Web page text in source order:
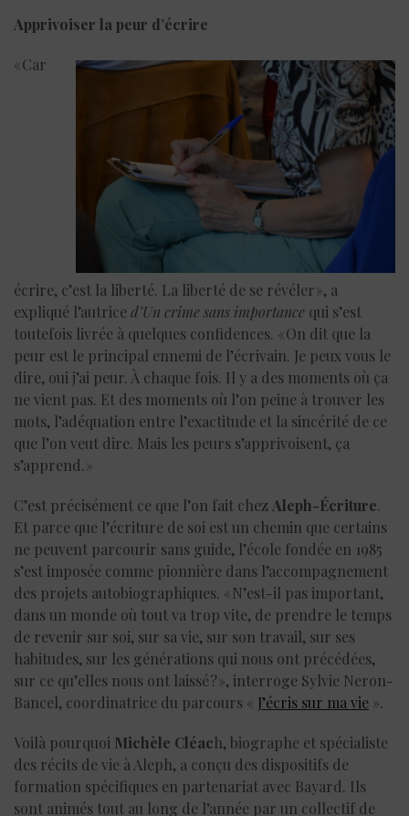
Apprivoiser la peur d’écrire
« Car
écrire, c’est la liberté. La liberté de se révéler », a
expliqué l’autrice d’Un crime sans importance qui s’est
toutefois livrée à quelques confidences. « On dit que la
peur est le principal ennemi de l’écrivain. Je peux vous le
dire, oui j’ai peur. À chaque fois. Il y a des moments où ça
ne vient pas. Et des moments où l’on peine à trouver les
mots, l’adéquation entre l’exactitude et la sincérité de ce
que l’on veut dire. Mais les peurs s’apprivoisent, ça
s’apprend. »
C’est précisément ce que l’on fait chez Aleph-Écriture.
Et parce que l’écriture de soi est un chemin que certains
ne peuvent parcourir sans guide, l’école fondée en 1985
s’est imposée comme pionnière dans l’accompagnement
des projets autobiographiques. « N’est-il pas important,
dans un monde où tout va trop vite, de prendre le temps
de revenir sur soi, sur sa vie, sur son travail, sur ses
habitudes, sur les générations qui nous ont précédées,
sur ce qu’elles nous ont laissé ? », interroge Sylvie Neron-
Bancel, coordinatrice du parcours « J’écris sur ma vie ».
Voilà pourquoi Michèle Cléach, biographe et spécialiste
des récits de vie à Aleph, a conçu des dispositifs de
formation spécifiques en partenariat avec Bayard. Ils
sont animés tout au long de l’année par un collectif de